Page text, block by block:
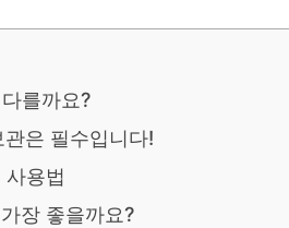
를까요?
은 필수입니다!
용법
장 좋을까요?